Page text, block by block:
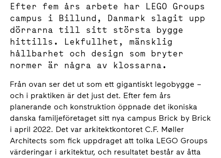
Efter fem års arbete har LEGO Groups
campus i Billund, Danmark slagit upp
dörrarna till sitt största bygge
hittills. Lekfullhet, mänsklig
hållbarhet och design som bryter
normer är några av klossarna.
Från ovan ser det ut som ett gigantiskt legobygge –
och i praktiken är det just det. Efter fem års
planerande och konstruktion öppnade det ikoniska
danska familjeföretaget sitt nya campus Brick by Brick
i april 2022. Det var arkitektkontoret C.F. Møller
Architects som fick uppdraget att tolka LEGO Groups
värderingar i arkitektur, och resultatet består av åtta